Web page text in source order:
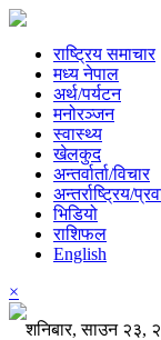
राष्ट्रिय समाचार
मध्य नेपाल
अर्थ/पर्यटन
मनोरञ्जन
स्वास्थ्य
खेलकुद
अन्तर्वार्ता/विचार
अन्तर्राष्ट्रिय/
भिडियो
राशिफल
English
×
शनिबार, साउन २३,